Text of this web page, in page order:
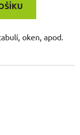
oken, apod.